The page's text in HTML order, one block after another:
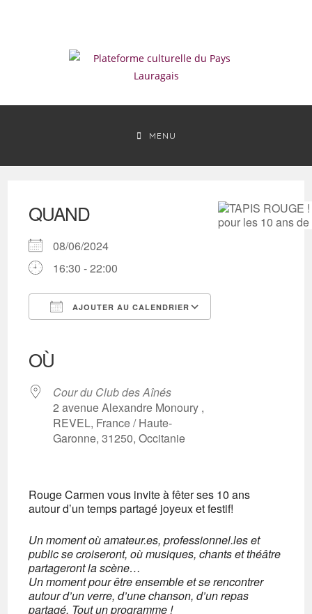
MENU
QUAND
08/06/2024
16:30 - 22:00
AJOUTER AU CALENDRIER
OÙ
Cour du Club des Aînés
2 avenue Alexandre Monoury ,
REVEL, France / Haute-
Garonne, 31250, Occitanie
Rouge Carmen vous invite à fêter ses 10 ans
autour d’un temps partagé joyeux et festif!
Un moment où amateur.es, professionnel.les et
public se croiseront, où musiques, chants et théâtre
partageront la scène…
Un moment pour être ensemble et se rencontrer
autour d’un verre, d’une chanson, d’un repas
partagé. Tout un programme !